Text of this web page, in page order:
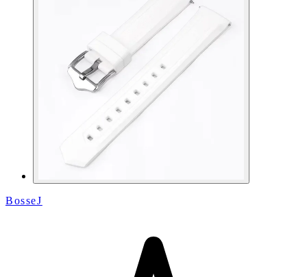
BosseJ